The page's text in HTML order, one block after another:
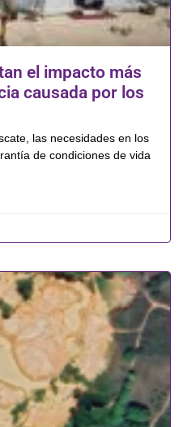
el impacto más
causada por los
las necesidades en los
de condiciones de vida